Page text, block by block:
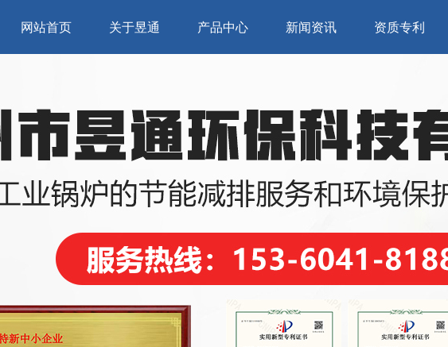
网站首页 关于昱通 产品中心 新闻资讯 资质专利